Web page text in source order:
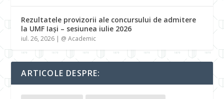
Rezultatele provizorii ale concursului de admitere
la UMF Iași – sesiunea iulie 2026
iul. 26, 2026 | @ Academic
ARTICOLE DESPRE: